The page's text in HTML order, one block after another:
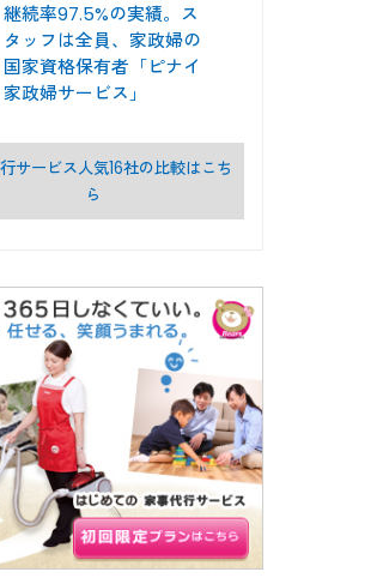
継続率97.5%の実績。ス
タッフは全員、家政婦の
国家資格保有者「ピナイ
家政婦サービス」
サービス人気16社の比較はこち
ら